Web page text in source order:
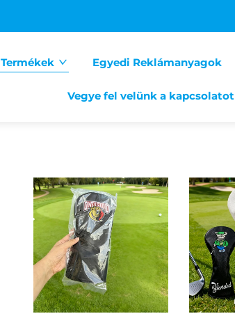
Termékek Egyedi Reklámanyagok
Vegye fel velünk a kapcsolatot